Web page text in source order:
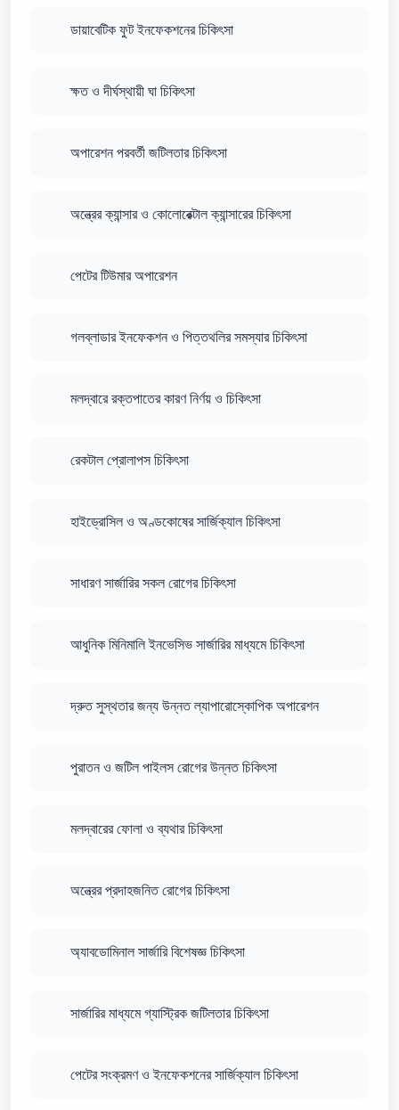
ডায়াবেটিক ফুট ইনফেকশনের চিকিৎসা
ক্ষত ও দীর্ঘস্থায়ী ঘা চিকিৎসা
অপারেশন পরবর্তী জটিলতার চিকিৎসা
অন্ত্রের ক্যান্সার ও কোলোরেক্টাল ক্যান্সারের চিকিৎসা
পেটের টিউমার অপারেশন
গলব্লাডার ইনফেকশন ও পিত্তথলির সমস্যার চিকিৎসা
মলদ্বারে রক্তপাতের কারণ নির্ণয় ও চিকিৎসা
রেকটাল প্রোলাপস চিকিৎসা
হাইড্রোসিল ও অণ্ডকোষের সার্জিক্যাল চিকিৎসা
সাধারণ সার্জারির সকল রোগের চিকিৎসা
আধুনিক মিনিমালি ইনভেসিভ সার্জারির মাধ্যমে চিকিৎসা
দ্রুত সুস্থতার জন্য উন্নত ল্যাপারোস্কোপিক অপারেশন
পুরাতন ও জটিল পাইলস রোগের উন্নত চিকিৎসা
মলদ্বারের ফোলা ও ব্যথার চিকিৎসা
অন্ত্রের প্রদাহজনিত রোগের চিকিৎসা
অ্যাবডোমিনাল সার্জারি বিশেষজ্ঞ চিকিৎসা
সার্জারির মাধ্যমে গ্যাস্ট্রিক জটিলতার চিকিৎসা
পেটের সংক্রমণ ও ইনফেকশনের সার্জিক্যাল চিকিৎসা